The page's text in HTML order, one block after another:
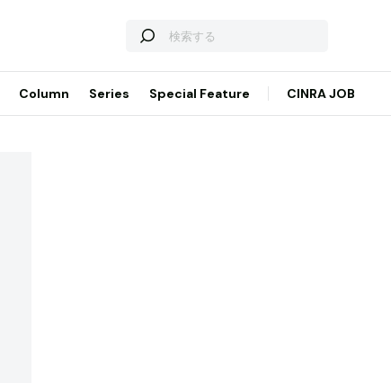
Column Series Special Feature CINRA JOB